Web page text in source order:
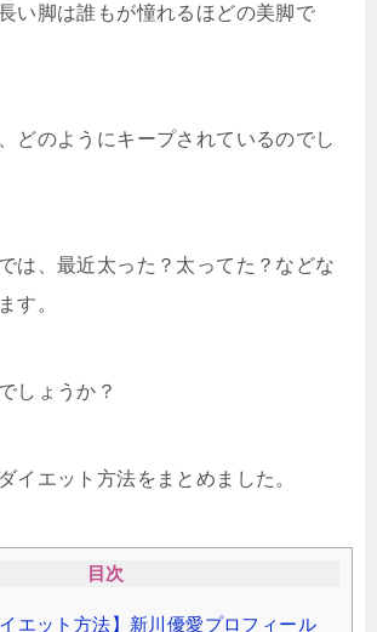
い脚は誰もが憧れるほどの美脚で
どのようにキープされているのでし
は、最近太った？太ってた？などな
す。
しょうか？
イエット方法をまとめました。
目次
エット方法】新川優愛プロフィール